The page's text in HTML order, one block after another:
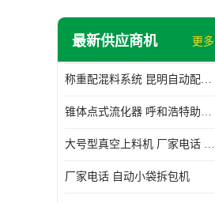
最新供应商机 更多
称重配混料系统 昆明自动配料系统 厂家电话
锥体点式流化器 呼和浩特助流料斗 厂家
大号型真空上料机 厂家电话 武汉粉体料管链机
厂家电话 自动小袋拆包机